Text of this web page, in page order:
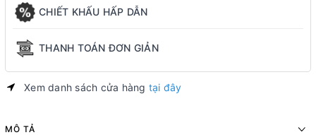
CHIẾT KHẤU HẤP DẪN
THANH TOÁN ĐƠN GIẢN
Xem danh sách cửa hàng tại đây
MÔ TẢ